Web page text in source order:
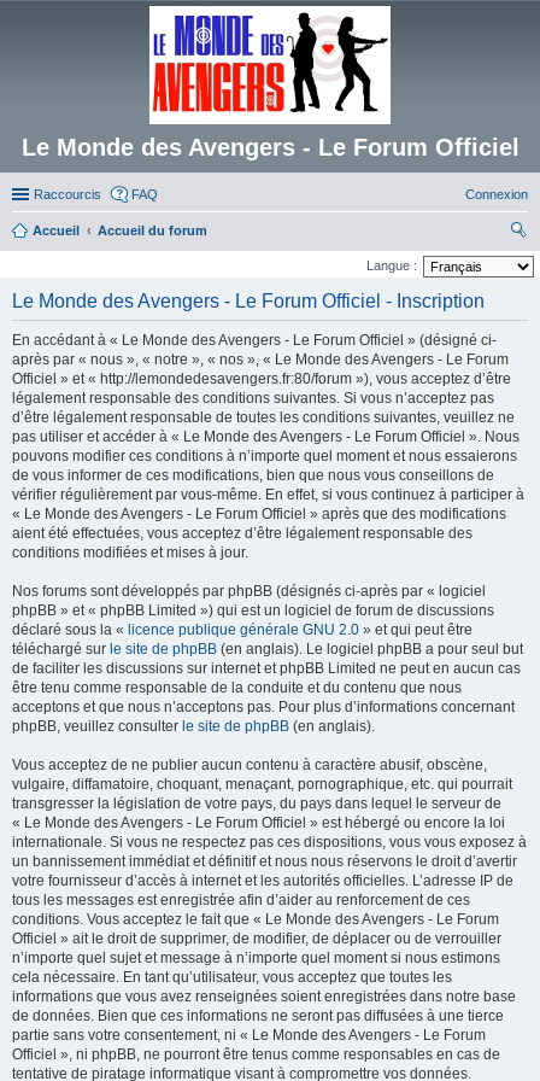
Le Monde des Avengers - Le Forum Officiel
Raccourcis FAQ Connexion
Accueil
Accueil du forum
ec
ch
Langue :
Le Monde des Avengers - Le Forum Officiel - Inscription
En accédant à « Le Monde des Avengers - Le Forum Officiel » (désigné ci-
après par « nous », « notre », « nos », « Le Monde des Avengers - Le Forum
Officiel » et « http://lemondedesavengers.fr:80/forum »), vous acceptez d’être
légalement responsable des conditions suivantes. Si vous n’acceptez pas
d’être légalement responsable de toutes les conditions suivantes, veuillez ne
pas utiliser et accéder à « Le Monde des Avengers - Le Forum Officiel ». Nous
pouvons modifier ces conditions à n’importe quel moment et nous essaierons
de vous informer de ces modifications, bien que nous vous conseillons de
vérifier régulièrement par vous-même. En effet, si vous continuez à participer à
« Le Monde des Avengers - Le Forum Officiel » après que des modifications
aient été effectuées, vous acceptez d’être légalement responsable des
conditions modifiées et mises à jour.
Nos forums sont développés par phpBB (désignés ci-après par « logiciel
phpBB » et « phpBB Limited ») qui est un logiciel de forum de discussions
déclaré sous la « licence publique générale GNU 2.0 » et qui peut être
téléchargé sur le site de phpBB (en anglais). Le logiciel phpBB a pour seul but
de faciliter les discussions sur internet et phpBB Limited ne peut en aucun cas
être tenu comme responsable de la conduite et du contenu que nous
acceptons et que nous n’acceptons pas. Pour plus d’informations concernant
phpBB, veuillez consulter le site de phpBB (en anglais).
Vous acceptez de ne publier aucun contenu à caractère abusif, obscène,
vulgaire, diffamatoire, choquant, menaçant, pornographique, etc. qui pourrait
transgresser la législation de votre pays, du pays dans lequel le serveur de
« Le Monde des Avengers - Le Forum Officiel » est hébergé ou encore la loi
internationale. Si vous ne respectez pas ces dispositions, vous vous exposez à
un bannissement immédiat et définitif et nous nous réservons le droit d’avertir
votre fournisseur d’accès à internet et les autorités officielles. L’adresse IP de
tous les messages est enregistrée afin d’aider au renforcement de ces
conditions. Vous acceptez le fait que « Le Monde des Avengers - Le Forum
Officiel » ait le droit de supprimer, de modifier, de déplacer ou de verrouiller
n’importe quel sujet et message à n’importe quel moment si nous estimons
cela nécessaire. En tant qu’utilisateur, vous acceptez que toutes les
informations que vous avez renseignées soient enregistrées dans notre base
de données. Bien que ces informations ne seront pas diffusées à une tierce
partie sans votre consentement, ni « Le Monde des Avengers - Le Forum
Officiel », ni phpBB, ne pourront être tenus comme responsables en cas de
tentative de piratage informatique visant à compromettre vos données.